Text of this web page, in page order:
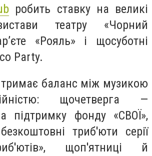
робить ставку на великі
театру «Чорний
«Рояль» і щосуботні
Party.
тримає баланс між музикою
щочетверга —
підтримку фонду «СВОЇ»,
триб'юти серії
щоп'ятниці й